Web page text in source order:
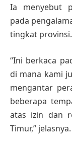
Ia menyebut
pada
tingkat provinsi.
“Ini berkaca
di mana kami
mengantar
beberapa
atas izin dan
Timur,” jelasnya.